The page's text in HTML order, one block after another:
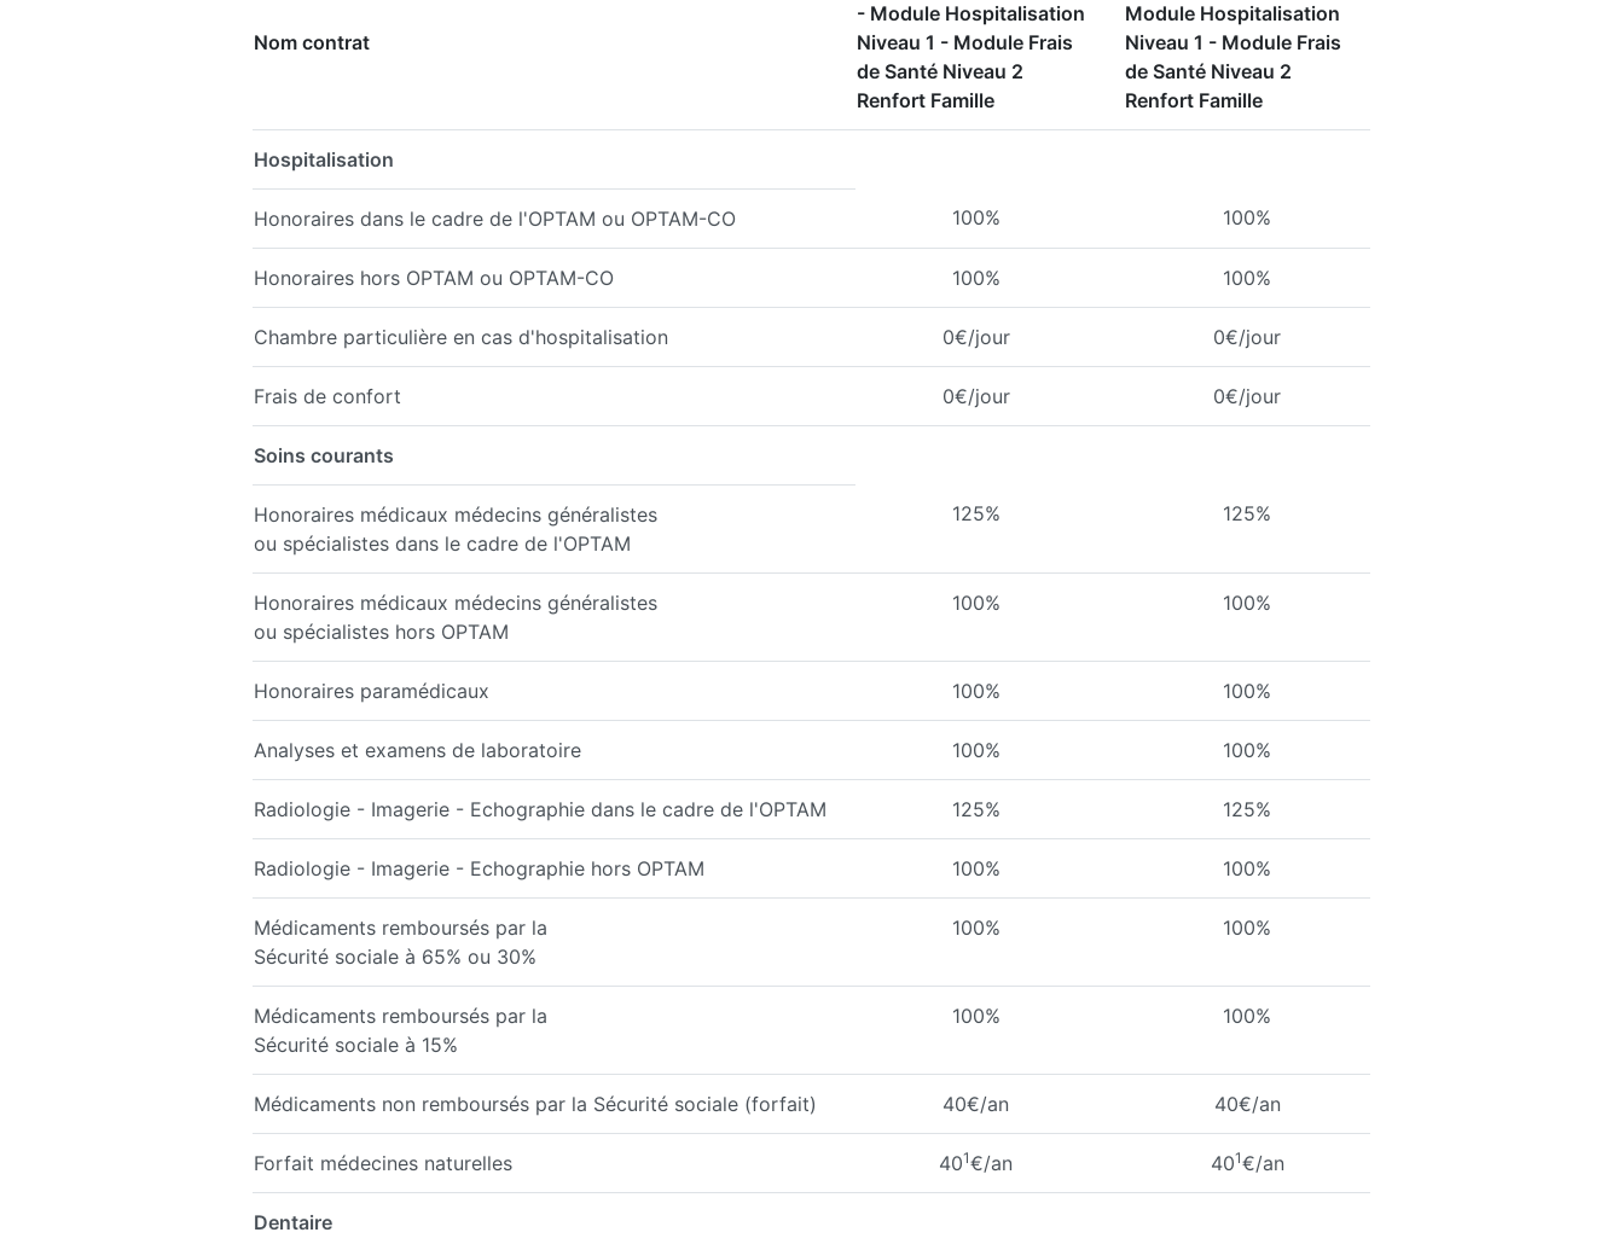
Nom contrat
- Module Hospitalisation
Niveau 1 - Module Frais
de Santé Niveau 2
Renfort Famille
Module Hospitalisation
Niveau 1 - Module Frais
de Santé Niveau 2
Renfort Famille
Hospitalisation
Honoraires dans le cadre de l'OPTAM ou OPTAM-CO 100% 100%
Honoraires hors OPTAM ou OPTAM-CO 100% 100%
Chambre particulière en cas d'hospitalisation 0€/jour 0€/jour
Frais de confort 0€/jour 0€/jour
Soins courants
Honoraires médicaux médecins généralistes
ou spécialistes dans le cadre de l'OPTAM
125% 125%
Honoraires médicaux médecins généralistes
ou spécialistes hors OPTAM
100% 100%
Honoraires paramédicaux 100% 100%
Analyses et examens de laboratoire 100% 100%
Radiologie - Imagerie - Echographie dans le cadre de l'OPTAM 125% 125%
Radiologie - Imagerie - Echographie hors OPTAM 100% 100%
Médicaments remboursés par la
Sécurité sociale à 65% ou 30%
100% 100%
Médicaments remboursés par la
Sécurité sociale à 15%
100% 100%
Médicaments non remboursés par la Sécurité sociale (forfait) 40€/an 40€/an
Forfait médecines naturelles 401€/an 401€/an
Dentaire